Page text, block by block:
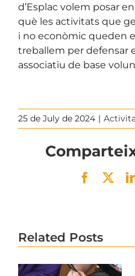
d’Esplac volem posar
què les activitats que
i no econòmic queden
treballem per defensar
associatiu de base
25 de July de 2024 |
Facebook
Related Posts